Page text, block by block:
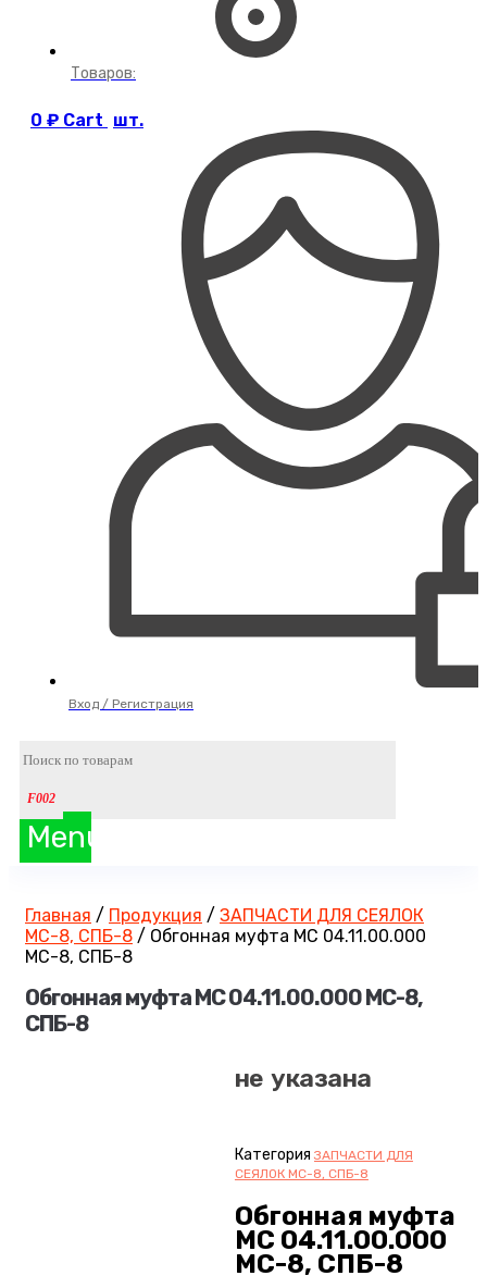
Товаров:
0 ₽ Cart
Вход / Регистрация
Menu
Главная / Продукция / ЗАПЧАСТИ ДЛЯ СЕЯЛОК
МС-8, СПБ-8 / Обгонная муфта МС 04.11.00.000
МС-8, СПБ-8
Обгонная муфта МС 04.11.00.000 МС-8,
СПБ-8
не указана
Категория ЗАПЧАСТИ ДЛЯ
СЕЯЛОК МС-8, СПБ-8
Обгонная муфта
МС 04.11.00.000
МС-8, СПБ-8